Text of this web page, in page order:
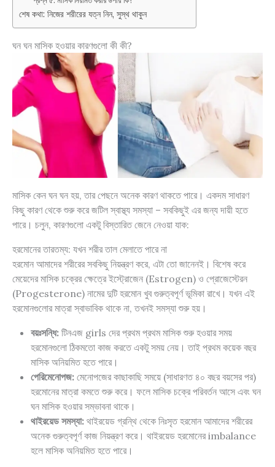
শেষ কথা: নিজের শরীরের যত্ন নিন, সুস্থ থাকুন
ঘন ঘন মাসিক হওয়ার কারণগুলো কী কী?
মাসিক কেন ঘন ঘন হয়, তার পেছনে অনেক কারণ থাকতে পারে। একদম সাধারণ
কিছু কারণ থেকে শুরু করে জটিল স্বাস্থ্য সমস্যা – সবকিছুই এর জন্য দায়ী হতে
পারে। চলুন, কারণগুলো একটু বিস্তারিত জেনে নেওয়া যাক:
হরমোনের তারতম্য: যখন শরীর তাল মেলাতে পারে না
হরমোন আমাদের শরীরের সবকিছু নিয়ন্ত্রণ করে, এটা তো জানেনই। বিশেষ করে
মেয়েদের মাসিক চক্রের ক্ষেত্রে ইস্ট্রোজেন (Estrogen) ও প্রোজেস্টেরন
(Progesterone) নামের দুটি হরমোন খুব গুরুত্বপূর্ণ ভূমিকা রাখে। যখন এই
হরমোনগুলোর মাত্রা স্বাভাবিক থাকে না, তখনই সমস্যা শুরু হয়।
বয়ঃসন্ধি: টিনএজ girls দের প্রথম প্রথম মাসিক শুরু হওয়ার সময়
হরমোনগুলো ঠিকমতো কাজ করতে একটু সময় নেয়। তাই প্রথম কয়েক বছর
মাসিক অনিয়মিত হতে পারে।
পেরিমেনোপজ: মেনোপজের কাছাকাছি সময়ে (সাধারণত ৪০ বছর বয়সের পর)
হরমোনের মাত্রা কমতে শুরু করে। ফলে মাসিক চক্রে পরিবর্তন আসে এবং ঘন
ঘন মাসিক হওয়ার সম্ভাবনা থাকে।
থাইরয়েড সমস্যা: থাইরয়েড গ্রন্থি থেকে নিঃসৃত হরমোন আমাদের শরীরের
অনেক গুরুত্বপূর্ণ কাজ নিয়ন্ত্রণ করে। থাইরয়েড হরমোনের imbalance
হলে মাসিক অনিয়মিত হতে পারে।